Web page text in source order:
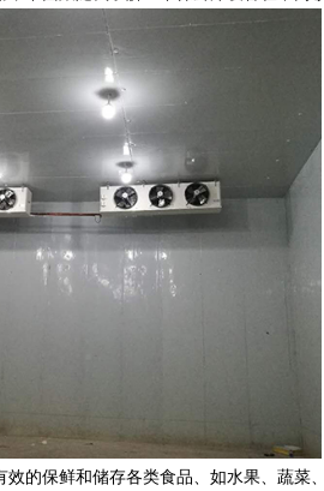
的保鲜和储存各类食品、如水果、蔬